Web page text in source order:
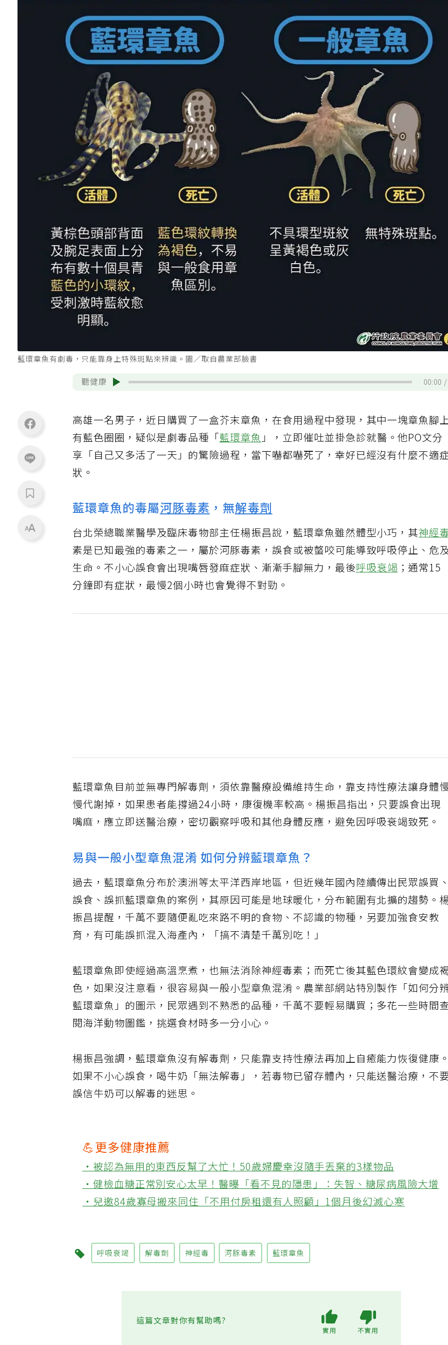
藍環章魚有劇毒，只能靠身上特殊斑點來辨識。圖／取自農業部臉書
聽健康 00:00
高雄一名男子，近日購買了一盒芥末章魚，在食用過程中發現，其中一塊章魚腳
有藍色圈圈，疑似是劇毒品種「藍環章魚」，立即催吐並掛急診就醫。他PO文分
享「自己又多活了一天」的驚險過程，當下嚇都嚇死了，幸好已經沒有什麼不適
狀。
藍環章魚的毒屬河豚毒素 ，無解毒劑
台北榮總職業醫學及臨床毒物部主任楊振昌說，藍環章魚雖然體型小巧，其神經
素是已知最強的毒素之一，屬於河豚毒素，誤食或被螫咬可能導致呼吸停止、危
生命。不小心誤食會出現嘴唇發麻症狀、漸漸手腳無力，最後呼吸衰竭 ；通常15
分鐘即有症狀，最慢2個小時也會覺得不對勁。
藍環章魚目前並無專門解毒劑，須依靠醫療設備維持生命，靠支持性療法讓身體
慢代謝掉，如果患者能撐過24小時，康復機率較高。楊振昌指出，只要誤食出現
嘴麻，應立即送醫治療，密切觀察呼吸和其他身體反應，避免因呼吸衰竭致死。
易與一般小型章魚混淆 如何分辨藍環章魚？
過去，藍環章魚分布於澳洲等太平洋西岸地區，但近幾年國內陸續傳出民眾誤買、
誤食、誤抓藍環章魚的案例，其原因可能是地球暖化，分布範圍有北擴的趨勢。
振昌提醒，千萬不要隨便亂吃來路不明的食物、不認識的物種，另要加強食安教
育，有可能誤抓混入海產內，「搞不清楚千萬別吃！」
藍環章魚即使經過高溫烹煮，也無法消除神經毒素；而死亡後其藍色環紋會變成
色，如果沒注意看，很容易與一般小型章魚混淆。農業部網站特別製作「如何分
藍環章魚」的圖示，民眾遇到不熟悉的品種，千萬不要輕易購買；多花一些時間查
閱海洋動物圖鑑，挑選食材時多一分小心。
楊振昌強調，藍環章魚沒有解毒劑，只能靠支持性療法再加上自癒能力恢復健康。
如果不小心誤食，喝牛奶「無法解毒」，若毒物已留存體內，只能送醫治療，不要
誤信牛奶可以解毒的迷思。
💪更多健康推薦
‧被認為無用的東西反幫了大忙！50歲婦慶幸沒隨手丟棄的3樣物品
‧健檢血糖正常別安心太早！醫曝「看不見的隱患」：失智、糖尿病風險大增
‧兒邀84歲寡母搬來同住「不用付房租還有人照顧」1個月後幻滅心寒
呼吸衰竭 解毒劑 神經毒 河豚毒素 藍環章魚